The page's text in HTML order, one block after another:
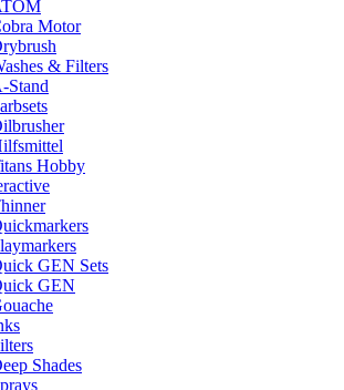
Motor
& Filters
Stand
Hobby
GEN Sets
GEN
Shades